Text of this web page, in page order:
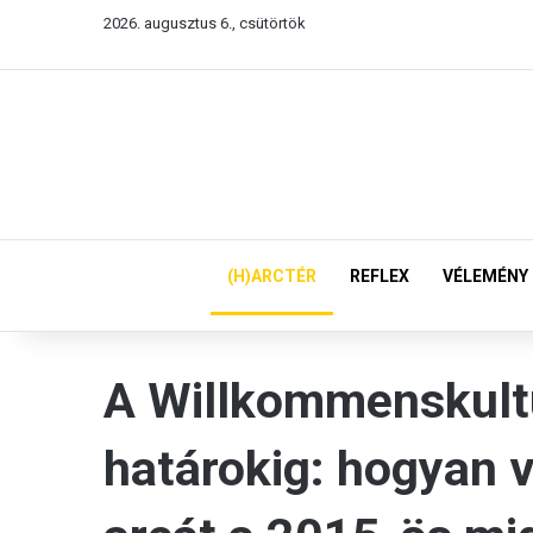
2026. augusztus 6., csütörtök
(H)ARCTÉR REFLEX VÉLEMÉNY
A
határokig: hogyan